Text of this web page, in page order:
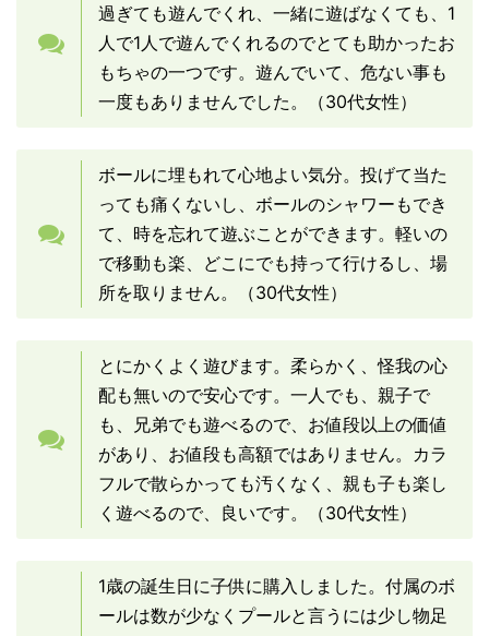
過ぎても遊んでくれ、一緒に遊ばなくても、1
人で1人で遊んでくれるのでとても助かったお
もちゃの一つです。遊んでいて、危ない事も
一度もありませんでした。（30代女性）
ボールに埋もれて心地よい気分。投げて当た
っても痛くないし、ボールのシャワーもでき
て、時を忘れて遊ぶことができます。軽いの
で移動も楽、どこにでも持って行けるし、場
所を取りません。（30代女性）
とにかくよく遊びます。柔らかく、怪我の心
配も無いので安心です。一人でも、親子で
も、兄弟でも遊べるので、お値段以上の価値
があり、お値段も高額ではありません。カラ
フルで散らかっても汚くなく、親も子も楽し
く遊べるので、良いです。（30代女性）
1歳の誕生日に子供に購入しました。付属のボ
ールは数が少なくプールと言うには少し物足